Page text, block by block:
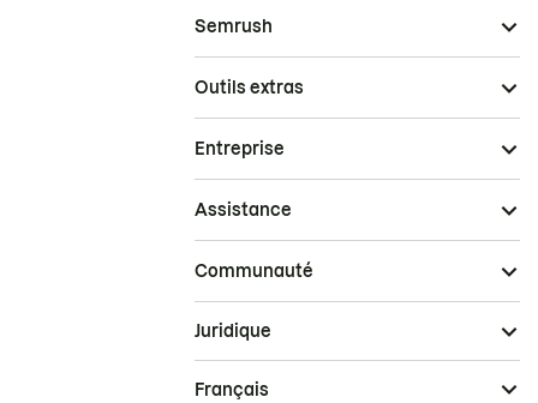
Semrush
Outils extras
Entreprise
Assistance
Communauté
Juridique
Français